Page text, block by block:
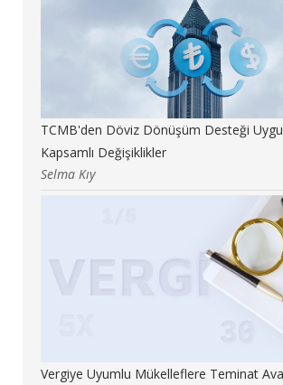
TCMB'den Döviz Dönüşüm Desteği
Kapsamlı Değişiklikler
Selma Kıy
Vergiye Uyumlu Mükelleflere Teminat